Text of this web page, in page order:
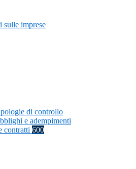
sulle imprese
di controllo
e adempimenti
contratti 600